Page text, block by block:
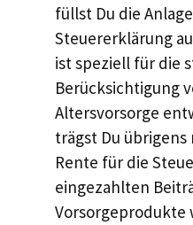
füllst Du die
Steuererklärung
ist speziell für die
Berücksichtigung
Altersvorsorge
trägst Du
Rente für die
eingezahlten
Vorsorgeprodukte